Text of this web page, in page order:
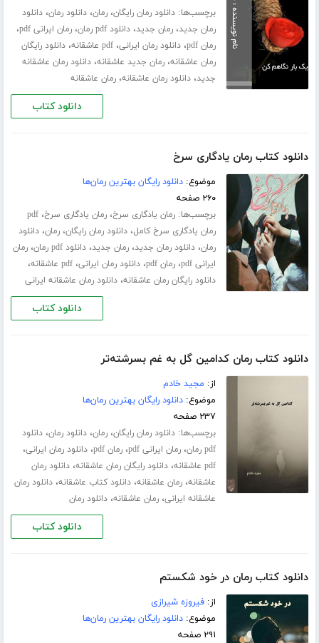
برچسب‌ها:دانلود رمان رایگان،رمان،دانلود رمان،دانلود
رمان جدید،رمان جدید،دانلود pdf رمان ،رمان ایرانی pdf ،
رمان pdf ،دانلود رمان ایرانی،pdf عاشقانه ،دانلود رایگان
رمان عاشقانه،رمان جدید عاشقانه،دانلود رمان عاشقانه
جدید،دانلود رمان عاشقانه،رمان عاشقانه
دانلود کتاب
دانلود کتاب رمان یادگاری سرخ
موضوع:دانلود رایگان بهترین رمان‌ها
۲۶۰ صفحه
برچسب‌ها:رمان یادگاری سرخ،رمان یادگاری سرخ،pdf
رمان یادگاری سرخ کامل،دانلود رمان رایگان،رمان،دانلود
رمان،دانلود رمان جدید،رمان جدید،دانلود pdf رمان ،رمان
ایرانی pdf
،رمان pdf ،دانلود رمان ایرانی،pdf عاشقانه ،
دانلود رایگان رمان عاشقانه،دانلود رمان عاشقانه ایرانی
دانلود کتاب
دانلود کتاب رمان کدامین گل به غم بسرشته‌تر
از: مجید خادم
موضوع:دانلود رایگان بهترین رمان‌ها
۲۳۷ صفحه
برچسب‌ها:دانلود رمان رایگان،رمان،دانلود رمان،دانلود
pdf رمان
،رمان ایرانی pdf ،رمان pdf ،دانلود رمان ایرانی،
pdf عاشقانه ،دانلود رایگان رمان عاشقانه،دانلود رمان
عاشقانه،رمان عاشقانه،دانلود کتاب عاشقانه،دانلود رمان
عاشقانه ایرانی،رمان عاشقانه،دانلود رمان
دانلود کتاب
دانلود کتاب رمان در خود شکستم
از:فیروزه شیرازی
موضوع:دانلود رایگان بهترین رمان‌ها
۲۹۱ صفحه